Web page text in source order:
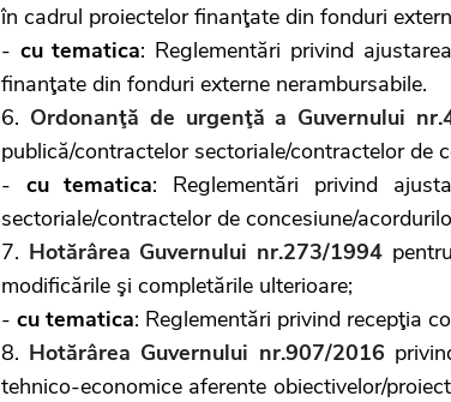
în cadrul proiectelor finanţate din fonduri
- cu tematica: Reglementări privind
finanţate din fonduri externe nerambursabile.
6. Ordonanţă de urgenţă a Guvernului
publică/contractelor sectoriale/contractelor de
- cu tematica: Reglementări privind
sectoriale/contractelor de concesiune/
7. Hotărârea Guvernului nr.273/1994
modificările şi completările ulterioare;
- cu tematica: Reglementări privind recepţia
8. Hotărârea Guvernului nr.907/2016
tehnico-economice aferente obiectivelor/